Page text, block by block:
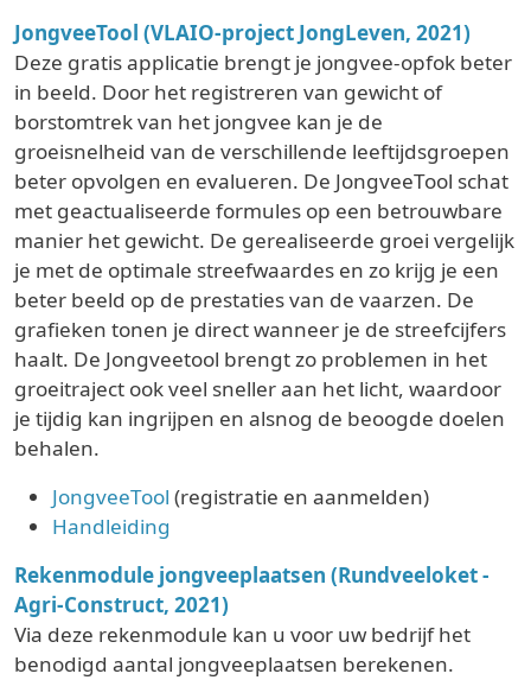
JongveeTool (VLAIO-project JongLeven, 2021)
Deze gratis applicatie brengt je jongvee-opfok beter
in beeld. Door het registreren van gewicht of
borstomtrek van het jongvee kan je de
groeisnelheid van de verschillende leeftijdsgroepen
beter opvolgen en evalueren. De JongveeTool schat
met geactualiseerde formules op een betrouwbare
manier het gewicht. De gerealiseerde groei vergelijk
je met de optimale streefwaardes en zo krijg je een
beter beeld op de prestaties van de vaarzen. De
grafieken tonen je direct wanneer je de streefcijfers
haalt. De Jongveetool brengt zo problemen in het
groeitraject ook veel sneller aan het licht, waardoor
je tijdig kan ingrijpen en alsnog de beoogde doelen
behalen.
JongveeTool (registratie en aanmelden)
Handleiding
Rekenmodule jongveeplaatsen (Rundveeloket -
Agri-Construct, 2021)
Via deze rekenmodule kan u voor uw bedrijf het
benodigd aantal jongveeplaatsen berekenen.